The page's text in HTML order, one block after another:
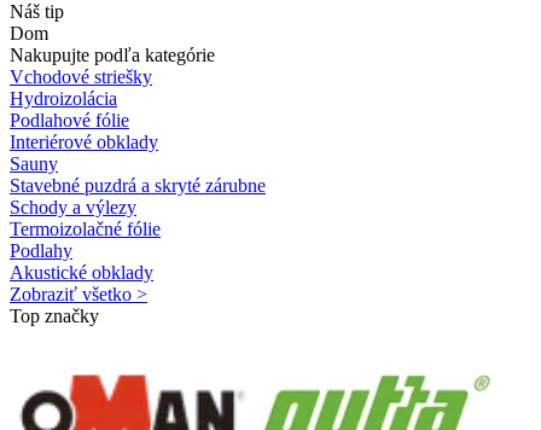
Náš tip
Dom
Nakupujte podľa kategórie
Vchodové striešky
Hydroizolácia
Podlahové fólie
Interiérové obklady
Sauny
Stavebné puzdrá a skryté zárubne
Schody a výlezy
Termoizolačné fólie
Podlahy
Akustické obklady
Zobraziť všetko >
Top značky